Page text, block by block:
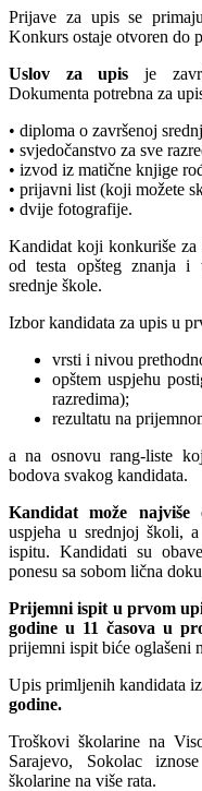
Prijave za upis se
Konkurs ostaje otvoren do
Uslov za upis je
Dokumenta potrebna za
• diploma o završenoj
• svjedočanstvo za sve
• izvod iz matične knjige
• prijavni list (koji možete
• dvije fotografije.
Kandidat koji konkuriše za
od testa opšteg znanja i
srednje škole.
Izbor kandidata za upis u
vrsti i nivou
opštem uspjehu
razredima);
rezultatu na
a na osnovu rang-liste
bodova svakog kandidata.
Kandidat može najviše
uspjeha u srednjoj školi,
ispitu. Kandidati su
ponesu sa sobom lična
Prijemni ispit u prvom
godine u 11 časova u
prijemni ispit biće oglašeni
Upis primljenih kandidata
godine.
Troškovi školarine na
Sarajevo, Sokolac
školarine na više rata.